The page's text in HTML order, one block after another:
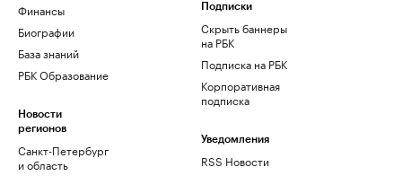
Финансы
Биографии
База знаний
РБК Образование
Новости
регионов
Санкт-Петербург
и область
Подписки
Скрыть баннеры
на РБК
Подписка на РБК
Корпоративная
подписка
Уведомления
RSS Новости